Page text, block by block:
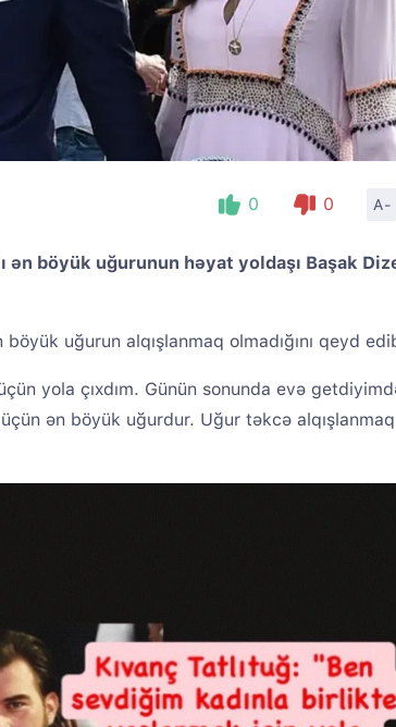
0 0 A-
ən böyük uğurunun həyat yoldaşı Başak
uğurun alqışlanmaq olmadığını qeyd
yola çıxdım. Günün sonunda evə
ən böyük uğurdur. Uğur təkcə alqışlanmaq